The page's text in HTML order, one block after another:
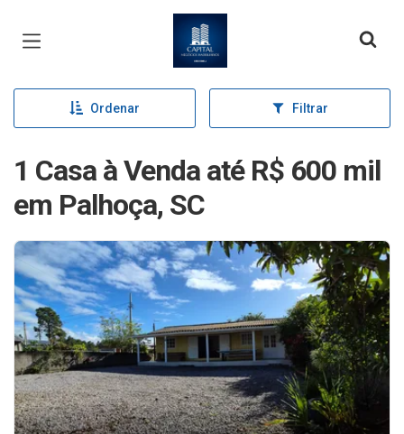
Página inicial
Ordenar Filtrar
1 Casa à Venda até R$ 600 mil
em Palhoça, SC